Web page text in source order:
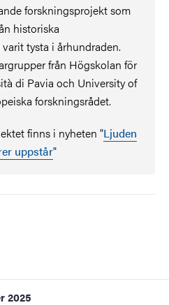
forskningsprojekt som
historiska
tysta i århundraden.
från Högskolan för
di Pavia och University of
forskningsrådet.
finns i nyheten "Ljuden
uppstår"
2025